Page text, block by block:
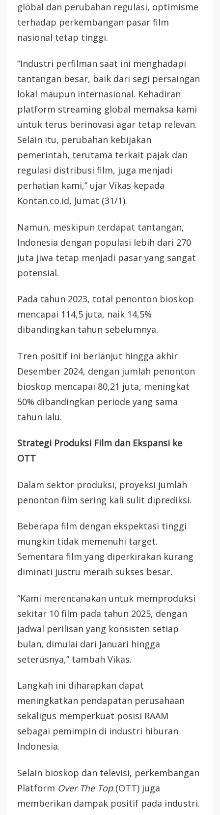
global dan perubahan regulasi, optimisme
terhadap perkembangan pasar film
nasional tetap tinggi.
“Industri perfilman saat ini menghadapi
tantangan besar, baik dari segi persaingan
lokal maupun internasional. Kehadiran
platform streaming global memaksa kami
untuk terus berinovasi agar tetap relevan.
Selain itu, perubahan kebijakan
pemerintah, terutama terkait pajak dan
regulasi distribusi film, juga menjadi
perhatian kami,” ujar Vikas kepada
Kontan.co.id, Jumat (31/1).
Namun, meskipun terdapat tantangan,
Indonesia dengan populasi lebih dari 270
juta jiwa tetap menjadi pasar yang sangat
potensial.
Pada tahun 2023, total penonton bioskop
mencapai 114,5 juta, naik 14,5%
dibandingkan tahun sebelumnya.
Tren positif ini berlanjut hingga akhir
Desember 2024, dengan jumlah penonton
bioskop mencapai 80,21 juta, meningkat
50% dibandingkan periode yang sama
tahun lalu.
Strategi Produksi Film dan Ekspansi ke
OTT
Dalam sektor produksi, proyeksi jumlah
penonton film sering kali sulit diprediksi.
Beberapa film dengan ekspektasi tinggi
mungkin tidak memenuhi target.
Sementara film yang diperkirakan kurang
diminati justru meraih sukses besar.
“Kami merencanakan untuk memproduksi
sekitar 10 film pada tahun 2025, dengan
jadwal perilisan yang konsisten setiap
bulan, dimulai dari Januari hingga
seterusnya,” tambah Vikas.
Langkah ini diharapkan dapat
meningkatkan pendapatan perusahaan
sekaligus memperkuat posisi RAAM
sebagai pemimpin di industri hiburan
Indonesia.
Selain bioskop dan televisi, perkembangan
Platform Over The Top(OTT) juga
memberikan dampak positif pada industri.